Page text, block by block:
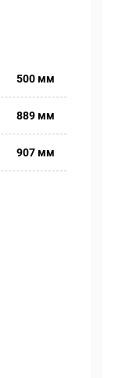
500 мм
889 мм
907 мм